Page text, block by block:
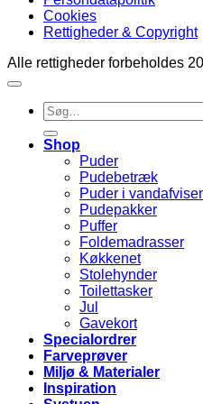
Cookies
Rettigheder & Copyright
Alle rettigheder forbeholdes
Søg
efter:
Shop
Puder
Pudebetræk
Puder i
Pudepakker
Puffer
Foldemadrasser
Køkkenet
Stolehynder
Toilettasker
Jul
Gavekort
Specialordrer
Farveprøver
Miljø & Materialer
Inspiration